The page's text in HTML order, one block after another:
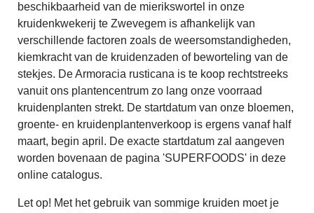
beschikbaarheid van de mierikswortel in onze
kruidenkwekerij te Zwevegem is afhankelijk van
verschillende factoren zoals de weersomstandigheden,
kiemkracht van de kruidenzaden of beworteling van de
stekjes. De Armoracia rusticana is te koop rechtstreeks
vanuit ons plantencentrum zo lang onze voorraad
kruidenplanten strekt. De startdatum van onze bloemen,
groente- en kruidenplantenverkoop is ergens vanaf half
maart, begin april. De exacte startdatum zal aangeven
worden bovenaan de pagina 'SUPERFOODS' in deze
online catalogus.
Let op! Met het gebruik van sommige kruiden moet je